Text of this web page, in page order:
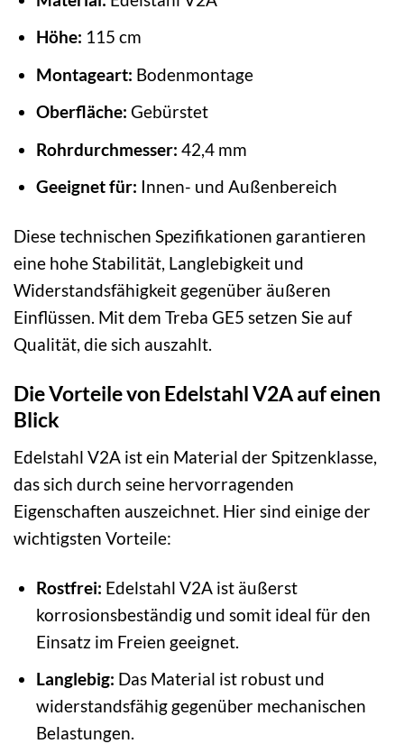
Höhe: 115 cm
Montageart: Bodenmontage
Oberfläche: Gebürstet
Rohrdurchmesser: 42,4 mm
Geeignet für: Innen- und Außenbereich
Diese technischen Spezifikationen garantieren
eine hohe Stabilität, Langlebigkeit und
Widerstandsfähigkeit gegenüber äußeren
Einflüssen. Mit dem Treba GE5 setzen Sie auf
Qualität, die sich auszahlt.
Die Vorteile von Edelstahl V2A auf einen
Blick
Edelstahl V2A ist ein Material der Spitzenklasse,
das sich durch seine hervorragenden
Eigenschaften auszeichnet. Hier sind einige der
wichtigsten Vorteile:
Rostfrei: Edelstahl V2A ist äußerst
korrosionsbeständig und somit ideal für den
Einsatz im Freien geeignet.
Langlebig: Das Material ist robust und
widerstandsfähig gegenüber mechanischen
Belastungen.